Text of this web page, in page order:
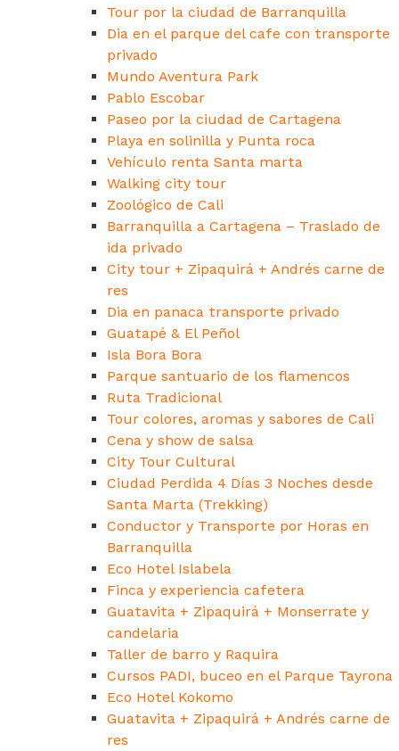
Tour por la ciudad de Barranquilla
Dia en el parque del cafe con transporte
privado
Mundo Aventura Park
Pablo Escobar
Paseo por la ciudad de Cartagena
Playa en solinilla y Punta roca
Vehículo renta Santa marta
Walking city tour
Zoológico de Cali
Barranquilla a Cartagena – Traslado de
ida privado
City tour + Zipaquirá + Andrés carne de
res
Dia en panaca transporte privado
Guatapé & El Peñol
Isla Bora Bora
Parque santuario de los flamencos
Ruta Tradicional
Tour colores, aromas y sabores de Cali
Cena y show de salsa
City Tour Cultural
Ciudad Perdida 4 Días 3 Noches desde
Santa Marta (Trekking)
Conductor y Transporte por Horas en
Barranquilla
Eco Hotel Islabela
Finca y experiencia cafetera
Guatavita + Zipaquirá + Monserrate y
candelaria
Taller de barro y Raquira
Cursos PADI, buceo en el Parque Tayrona
Eco Hotel Kokomo
Guatavita + Zipaquirá + Andrés carne de
res